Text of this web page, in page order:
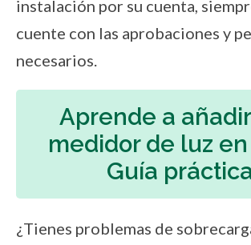
instalación por su cuenta,
cuente con las aprobaciones y
necesarios.
Aprende a
medidor de luz en
Guía
¿Tienes problemas de